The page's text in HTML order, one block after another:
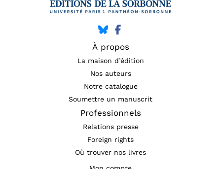
À propos
La maison d’édition
Nos auteurs
Notre catalogue
Soumettre un manuscrit
Professionnels
Relations presse
Foreign rights
Où trouver nos livres